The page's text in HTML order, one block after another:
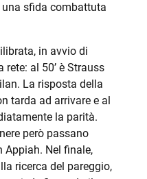
sfida combattuta
in avvio di
al 50’ è Strauss
La risposta della
tarda ad arrivare e al
la parità.
però passano
Appiah. Nel finale,
ricerca del pareggio,